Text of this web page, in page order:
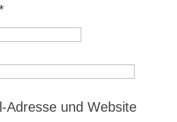
Adresse und Website